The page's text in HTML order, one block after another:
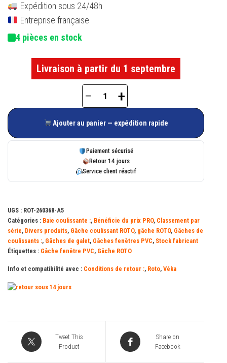
Expédition sous 24/48h
Entreprise française
4 pièces en stock
Livraison à partir du 1 septembre
quantité
Gâche
galet
ROTO
menuiserie
PVC
− +
Ajouter au panier — expédition rapide
Paiement sécurisé
Retour 14 jours
Service client réactif
UGS : ROT-260368-A5
Catégories : Baie coulissante :, Bénéficie du prix PRO, Classement par
série, Divers produits, Gâche coulissant ROTO, gâche ROTO, Gâches de
coulissants :, Gâches de galet, Gâches fenêtres PVC, Stock fabricant
Étiquettes : Gâche fenêtre PVC, Gâche ROTO
Info et compatibilité avec : Conditions de retour :, Roto, Véka
Tweet This
Product
Share on
Facebook